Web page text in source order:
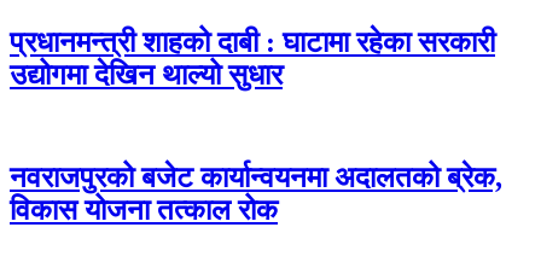
प्रधानमन्त्री शाहको दाबी : घाटामा रहेका सरकारी
उद्योगमा देखिन थाल्यो सुधार
नवराजपुरको बजेट कार्यान्वयनमा अदालतको ब्रेक,
विकास योजना तत्काल रोक